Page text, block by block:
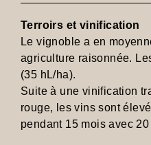
Terroirs et vinification
Le vignoble a en
agriculture raisonnée.
(35 hL/ha).
Suite à une vinification
rouge, les vins sont
pendant 15 mois avec